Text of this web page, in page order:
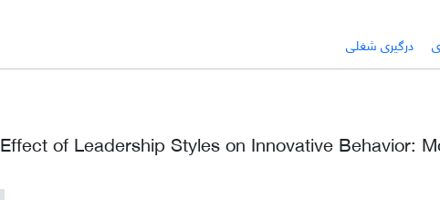
درگیری شغلی
Effect of Leadership Styles on Innovative Behavior: